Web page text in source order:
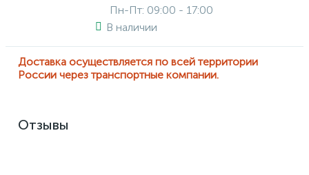
Пн-Пт: 09:00 - 17:00
В наличии
Доставка осуществляется по всей территории
России через транспортные компании.
Отзывы